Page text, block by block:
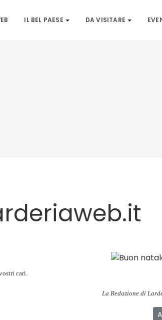
IL BEL PAESE DA VISITARE
cari.
La Redazione di